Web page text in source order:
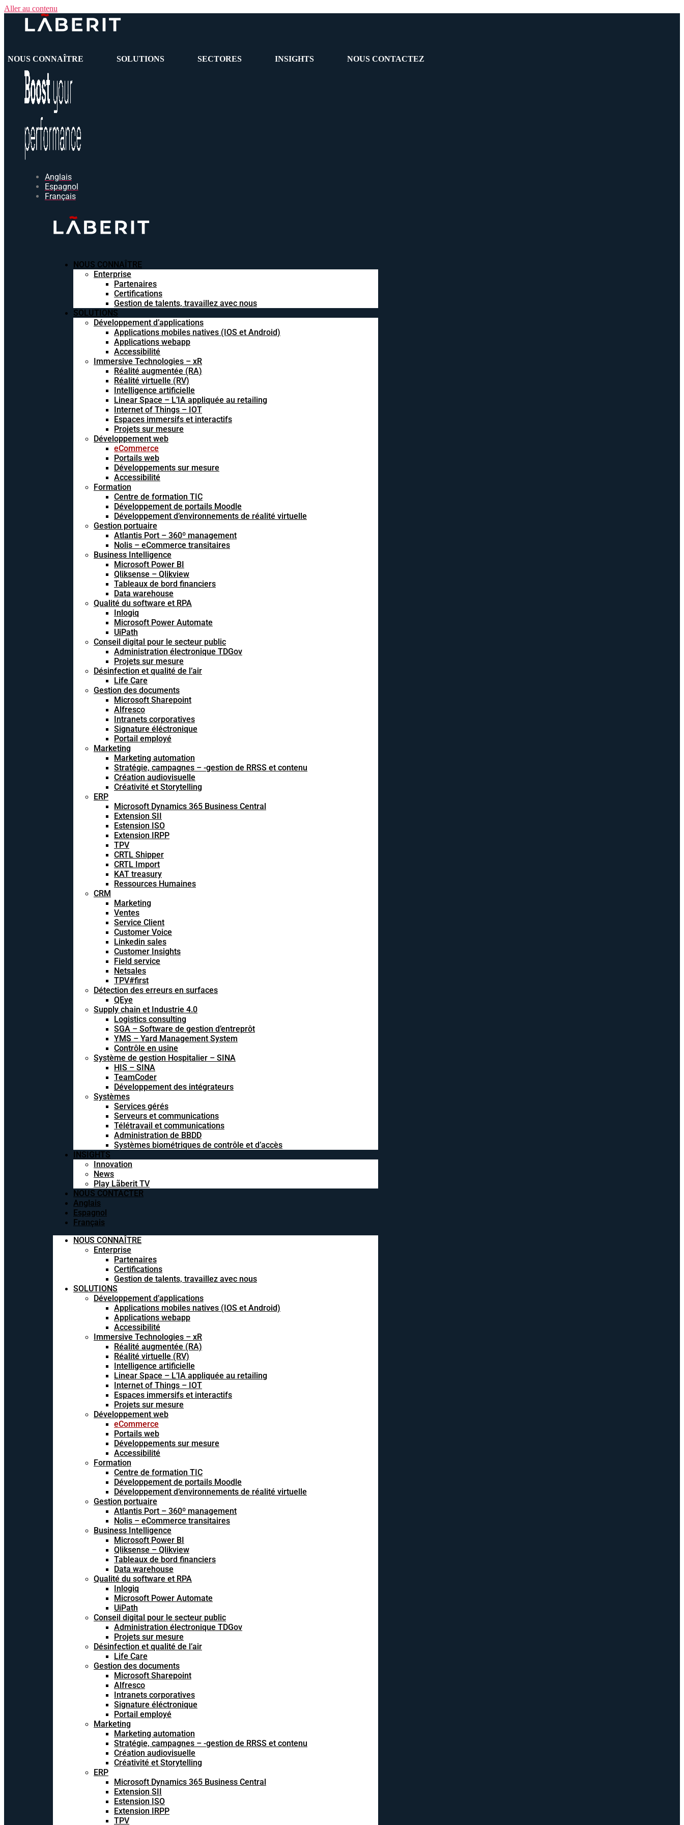
Aller au contenu
NOUS CONNAÎTRE SOLUTIONS SECTORES INSIGHTS NOUS CONTACTEZ
Anglais
Espagnol
Français
NOUS CONNAÎTRE
Enterprise
Partenaires
Certifications
Gestion de talents, travaillez avec nous
SOLUTIONS
Développement d’applications
Applications mobiles natives (IOS et Android)
Applications webapp
Accessibilité
Immersive Technologies – xR
Réalité augmentée (RA)
Réalité virtuelle (RV)
Intelligence artificielle
Linear Space – L’IA appliquée au retailing
Internet of Things – IOT
Espaces immersifs et interactifs
Projets sur mesure
Développement web
eCommerce
Portails web
Développements sur mesure
Accessibilité
Formation
Centre de formation TIC
Développement de portails Moodle
Développement d’environnements de réalité virtuelle
Gestion portuaire
Atlantis Port – 360º management
Nolis – eCommerce transitaires
Business Intelligence
Microsoft Power BI
Qliksense – Qlikview
Tableaux de bord financiers
Data warehouse
Qualité du software et RPA
Inlogiq
Microsoft Power Automate
UiPath
Conseil digital pour le secteur public
Administration électronique TDGov
Projets sur mesure
Désinfection et qualité de l’air
Life Care
Gestion des documents
Microsoft Sharepoint
Alfresco
Intranets corporatives
Signature éléctronique
Portail employé
Marketing
Marketing automation
Stratégie, campagnes – -gestion de RRSS et contenu
Création audiovisuelle
Créativité et Storytelling
ERP
Microsoft Dynamics 365 Business Central
Extension SII
Estension ISO
Extension IRPP
TPV
CRTL Shipper
CRTL Import
KAT treasury
Ressources Humaines
CRM
Marketing
Ventes
Service Client
Customer Voice
Linkedin sales
Customer Insights
Field service
Netsales
TPV#first
Détection des erreurs en surfaces
QEye
Supply chain et Industrie 4.0
Logistics consulting
SGA – Software de gestion d’entreprôt
YMS – Yard Management System
Contrôle en usine
Système de gestion Hospitalier – SINA
HIS – SINA
TeamCoder
Développement des intégrateurs
Systèmes
Services gérés
Serveurs et communications
Télétravail et communications
Administration de BBDD
Systèmes biométriques de contrôle et d’accès
INSIGHTS
Innovation
News
Play Lãberit TV
NOUS CONTACTER
Anglais
Espagnol
Français
NOUS CONNAÎTRE
Enterprise
Partenaires
Certifications
Gestion de talents, travaillez avec nous
SOLUTIONS
Développement d’applications
Applications mobiles natives (IOS et Android)
Applications webapp
Accessibilité
Immersive Technologies – xR
Réalité augmentée (RA)
Réalité virtuelle (RV)
Intelligence artificielle
Linear Space – L’IA appliquée au retailing
Internet of Things – IOT
Espaces immersifs et interactifs
Projets sur mesure
Développement web
eCommerce
Portails web
Développements sur mesure
Accessibilité
Formation
Centre de formation TIC
Développement de portails Moodle
Développement d’environnements de réalité virtuelle
Gestion portuaire
Atlantis Port – 360º management
Nolis – eCommerce transitaires
Business Intelligence
Microsoft Power BI
Qliksense – Qlikview
Tableaux de bord financiers
Data warehouse
Qualité du software et RPA
Inlogiq
Microsoft Power Automate
UiPath
Conseil digital pour le secteur public
Administration électronique TDGov
Projets sur mesure
Désinfection et qualité de l’air
Life Care
Gestion des documents
Microsoft Sharepoint
Alfresco
Intranets corporatives
Signature éléctronique
Portail employé
Marketing
Marketing automation
Stratégie, campagnes – -gestion de RRSS et contenu
Création audiovisuelle
Créativité et Storytelling
ERP
Microsoft Dynamics 365 Business Central
Extension SII
Estension ISO
Extension IRPP
TPV